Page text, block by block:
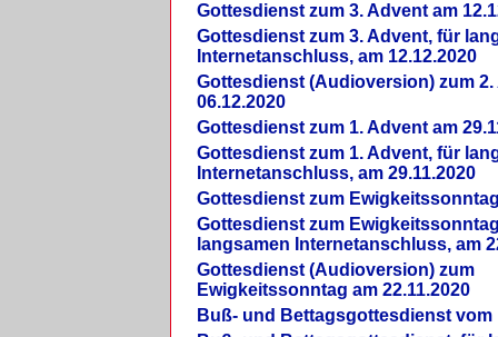
Gottesdienst zum 3. Advent am
Gottesdienst zum 3. Advent, für
Internetanschluss, am 12.12.2020
Gottesdienst (Audioversion) zum 2.
06.12.2020
Gottesdienst zum 1. Advent am
Gottesdienst zum 1. Advent, für
Internetanschluss, am 29.11.2020
Gottesdienst zum
Gottesdienst zum
langsamen Internetanschluss, am
Gottesdienst (Audioversion) zum
Ewigkeitssonntag am 22.11.2020
Buß- und Bettagsgottesdienst vom